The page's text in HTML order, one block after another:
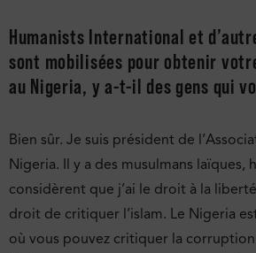
Humanists International et
sont mobilisées pour obtenir
au Nigeria, y a-t-il des gens qui
Bien sûr. Je suis président de
Nigeria. Il y a des musulmans laïques,
considèrent que j’ai le droit à la
droit de critiquer l’islam. Le Nigeria
où vous pouvez critiquer la